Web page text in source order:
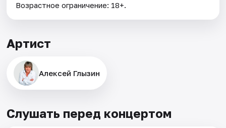
Возрастное ограничение: 18+.
Артист
Алексей Глызин
Слушать перед концертом